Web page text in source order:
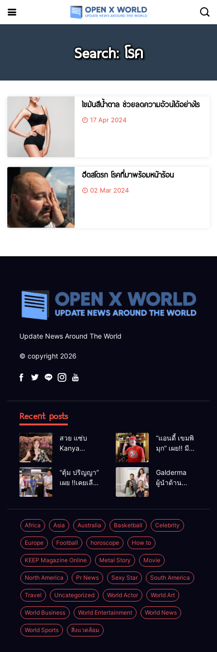
Search: โรค
ไขมันสีน้ำตาล ช่วยลดความอ้วนได้อย่างไร
17 Apr 2024
ฮีตสโตรก โรคที่มาพร้อมหน้าร้อน
02 Mar 2024
Update News Around The World
© copyright 2026
Recent posts
สวย แซ่บ
Kanya
“แอนดี้ เขมพิ
มุก” เผย!! มี
ร้าย หลังเคย
เฉียดตายมา
ก่อน
“ตุ้ม ปริญญา”
เผย !!เคยเลือด
Galderma
ผู้นำด้าน
ผลิตภัณฑ์สู่ผิว
ที่งดงามเป็น
Africa Asia Australia Basketball Celebrity
Europe Football horoscope How to
KEEP Magazine Online Metal Story Movie
North America Pr News Sexy Star South America
Travel Uncategorized World Actor World Art
World Business World Entertainment World News
World Sports สิ่งแวดล้อม